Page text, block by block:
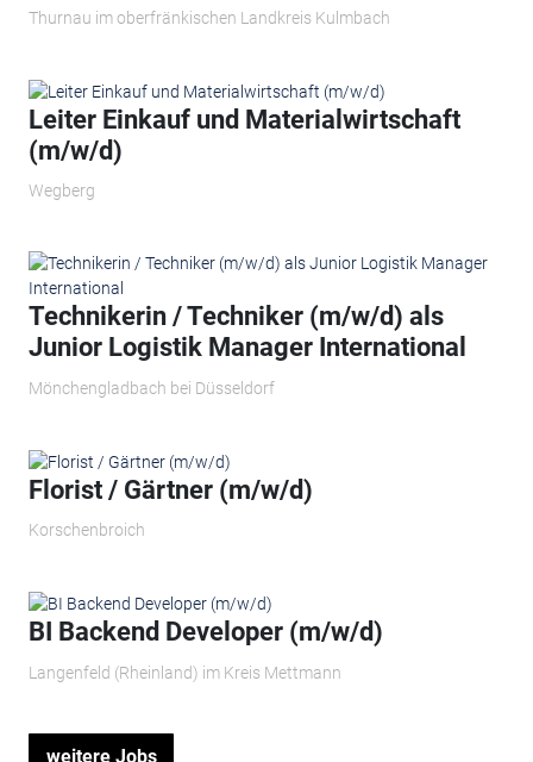
Thurnau im oberfränkischen Landkreis Kulmbach
Leiter Einkauf und Materialwirtschaft
(m/w/d)
Wegberg
Technikerin / Techniker (m/w/d) als
Junior Logistik Manager International
Mönchengladbach bei Düsseldorf
Florist / Gärtner (m/w/d)
Korschenbroich
BI Backend Developer (m/w/d)
Langenfeld (Rheinland) im Kreis Mettmann
weitere Jobs